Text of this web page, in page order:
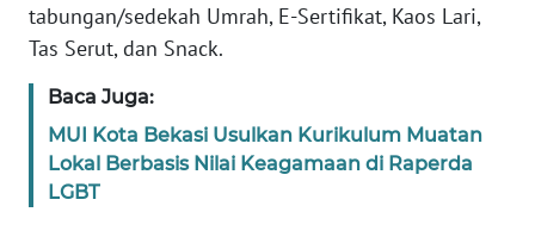
tabungan/sedekah Umrah, E-Sertifikat, Kaos Lari,
Tas Serut, dan Snack.
Baca Juga:
MUI Kota Bekasi Usulkan Kurikulum Muatan
Lokal Berbasis Nilai Keagamaan di Raperda
LGBT
WN
SULBAR
BABEL